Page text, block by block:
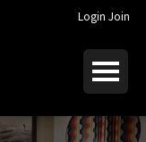
Login Join